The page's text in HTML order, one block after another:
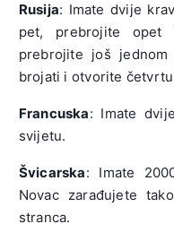
Rusija: Imate dvije
pet, prebrojite
prebrojite još jednom
brojati i otvorite
Francuska: Imate
svijetu.
Švicarska: Imate
Novac zarađujete
stranca.